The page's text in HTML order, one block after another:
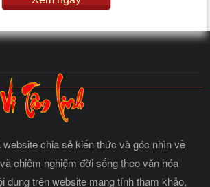
website chia sẻ kiến thức và góc nhìn về
chiêm nghiệm đời sống theo văn hóa
dung trên website mang tính tham khảo,